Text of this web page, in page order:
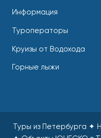
Информация
Туроператоры
Круизы от Водохода
Горные лыжи
Туры из Петербурга ✦